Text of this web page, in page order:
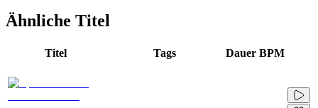
Ähnliche Titel
Titel Tags Dauer BPM